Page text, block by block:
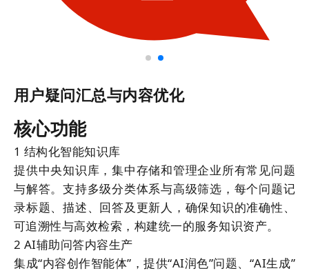
用户疑问汇总与内容优化
核心功能
1 结构化智能知识库
提供中央知识库，集中存储和管理企业所有常见问题
与解答。支持多级分类体系与高级筛选，每个问题记
录标题、描述、回答及更新人，确保知识的准确性、
可追溯性与高效检索，构建统一的服务知识资产。
2 AI辅助问答内容生产
集成“内容创作智能体”，提供“AI润色”问题、“AI生成”